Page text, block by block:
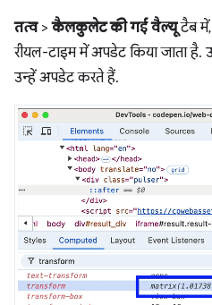
तत्व>कैलकुलेट की गई वैल्यूटैब
रीयल-टाइम में अपडेट किया जाता
उन्हें अपडेट करते हैं.